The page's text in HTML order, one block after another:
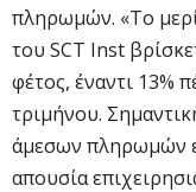
πληρωμών. «Το
του SCT Inst
φέτος, έναντι 13%
τριμήνου.
άμεσων πληρωμών
απουσία